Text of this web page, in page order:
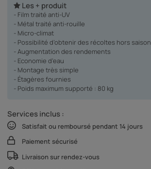
Les + produit
- Film traité anti-UV
- Métal traité anti-rouille
- Micro-climat
- Possibilité d’obtenir des récoltes hors saison
- Augmentation des rendements
- Economie d’eau
- Montage très simple
- Étagères fournies
- Poids maximum supporté : 80 kg
Services inclus :
Satisfait ou remboursé pendant 14 jours
Paiement sécurisé
Livraison sur rendez-vous